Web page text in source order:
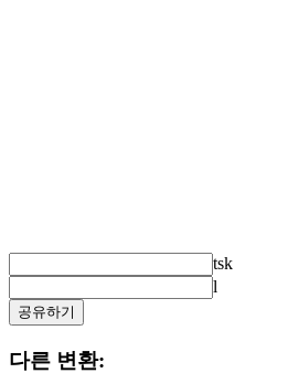
tsk
l
공유하기
다른 변환: